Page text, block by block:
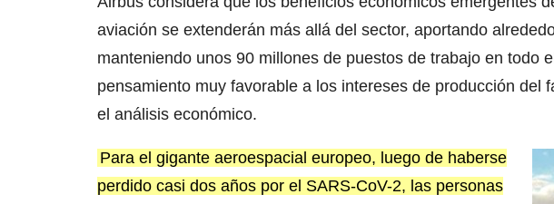
aviación se extenderán más allá del sector, aportando
manteniendo unos 90 millones de puestos de trabajo en todo
pensamiento muy favorable a los intereses de producción del
el análisis económico.
Para el gigante aeroespacial europeo, luego de haberse
perdido casi dos años por el SARS-CoV-2, las personas